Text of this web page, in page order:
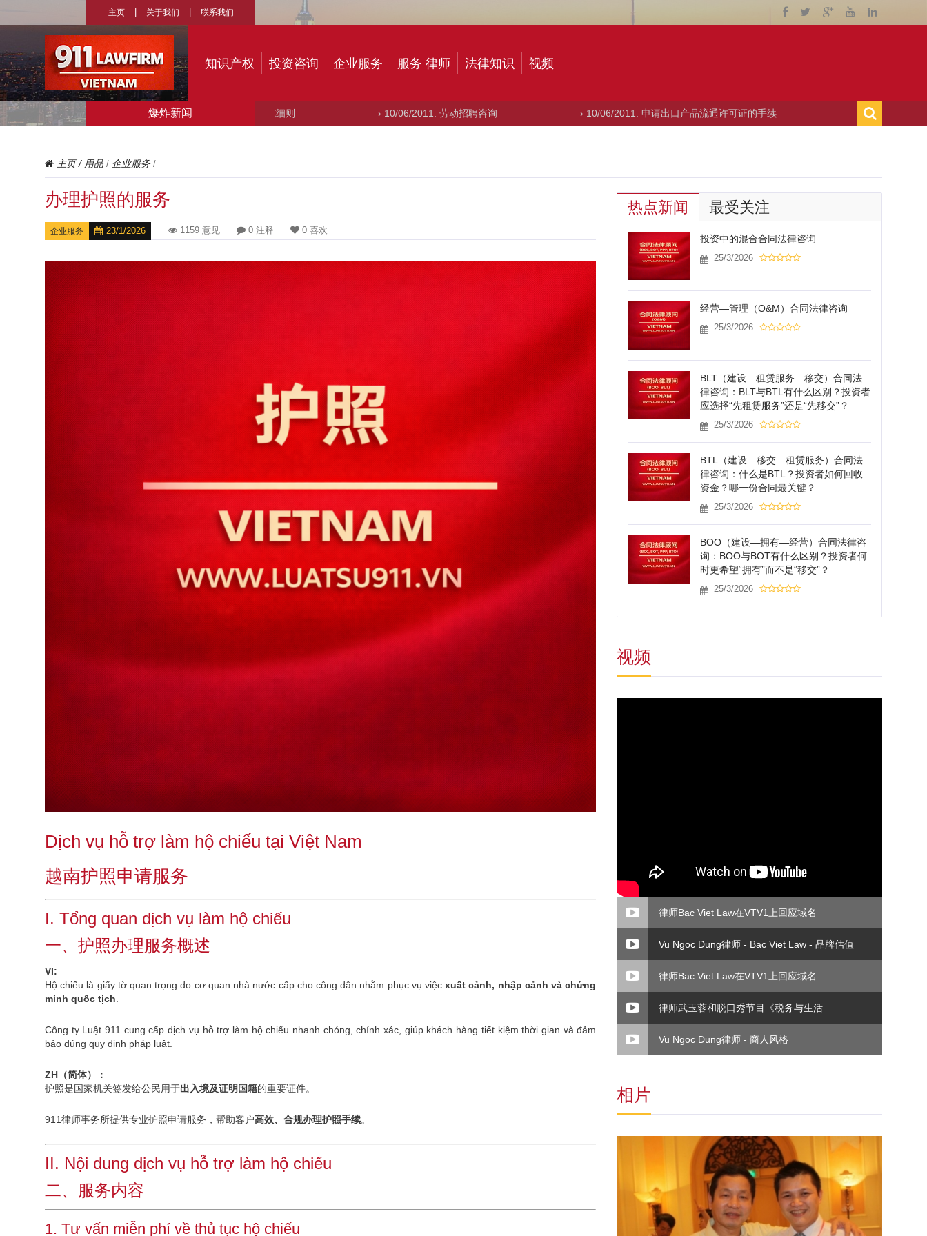
主页 关于我们 联系我们
知识产权 投资咨询 企业服务 服务 律师 法律知识 视频
爆炸新闻 › 10/06/2011: 劳动招聘咨询 › 10/06/2011: 申请出口产品流通许可证的手续 › 10/06/2011: 举办贸易博览会
主页/ 用品 / 企业服务/
办理护照的服务
企业服务 23/1/2026 1159 意见 0 注释 0 喜欢
Dịch vụ hỗ trợ làm hộ chiếu tại Việt Nam
越南护照申请服务
I. Tổng quan dịch vụ làm hộ chiếu
一、护照办理服务概述
VI:
Hộ chiếu là giấy tờ quan trọng do cơ quan nhà nước cấp cho công dân nhằm phục vụ việcxuất cảnh, nhập cảnh và chứng
minh quốc tịch.
Công ty Luật 911 cung cấp dịch vụ hỗ trợ làm hộ chiếu nhanh chóng, chính xác, giúp khách hàng tiết kiệm thời gian và đảm
bảo đúng quy định pháp luật.
ZH（简体）：
护照是国家机关签发给公民用于出入境及证明国籍的重要证件。
911律师事务所提供专业护照申请服务，帮助客户高效、合规办理护照手续。
II. Nội dung dịch vụ hỗ trợ làm hộ chiếu
二、服务内容
1. Tư vấn miễn phí về thủ tục hộ chiếu
热点新闻 最受关注
投资中的混合合同法律咨询
25/3/2026
经营—管理（O&M）合同法律咨询
25/3/2026
BLT（建设—租赁服务—移交）合同法
律咨询：BLT与BTL有什么区别？投资者
应选择“先租赁服务”还是“先移交”？
25/3/2026
BTL（建设—移交—租赁服务）合同法
律咨询：什么是BTL？投资者如何回收
资金？哪一份合同最关键？
25/3/2026
BOO（建设—拥有—经营）合同法律咨
询：BOO与BOT有什么区别？投资者何
时更希望“拥有”而不是“移交”？
25/3/2026
视频
律师Bac Viet Law在VTV1上回应域名
Vu Ngoc Dung律师 - Bac Viet Law - 品牌估值
律师Bac Viet Law在VTV1上回应域名
律师武玉蓉和脱口秀节目《税务与生活
Vu Ngoc Dung律师 - 商人风格
相片